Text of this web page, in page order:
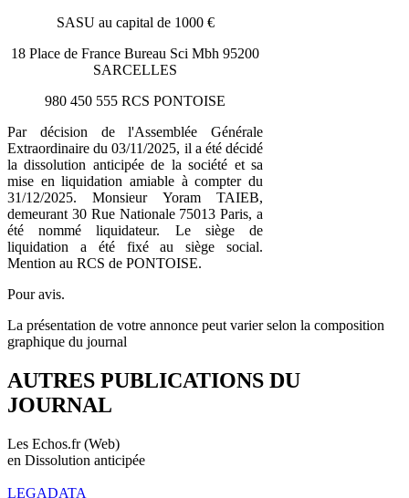
SASU au capital de 1000 €
18 Place de France Bureau Sci Mbh 95200
SARCELLES
980 450 555 RCS PONTOISE
Par décision de l'Assemblée Générale
Extraordinaire du 03/11/2025, il a été décidé
la dissolution anticipée de la société et sa
mise en liquidation amiable à compter du
31/12/2025. Monsieur Yoram TAIEB,
demeurant 30 Rue Nationale 75013 Paris, a
été nommé liquidateur. Le siège de
liquidation a été fixé au siège social.
Mention au RCS de PONTOISE.
Pour avis.
La présentation de votre annonce peut varier selon la composition
graphique du journal
AUTRES PUBLICATIONS DU
JOURNAL
Les Echos.fr (Web)
en Dissolution anticipée
LEGADATA